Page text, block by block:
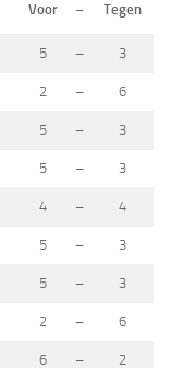
Voor – Tegen
5 – 3
2 – 6
5 – 3
5 – 3
4 – 4
5 – 3
5 – 3
2 – 6
6 – 2